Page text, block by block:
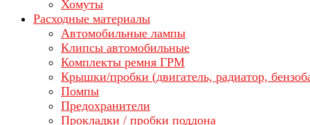
Хомуты
Расходные материалы
Автомобильные лампы
Клипсы автомобильные
Комплекты ремня ГРМ
Крышки/пробки (двигатель, радиатор,
Помпы
Предохранители
Прокладки / пробки поддона